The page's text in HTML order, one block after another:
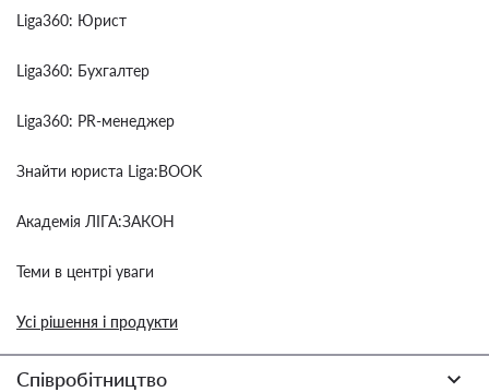
Liga360: Юрист
Liga360: Бухгалтер
Liga360: PR-менеджер
Знайти юриста Liga:BOOK
Академія ЛІГА:ЗАКОН
Теми в центрі уваги
Усі рішення і продукти
Співробітництво